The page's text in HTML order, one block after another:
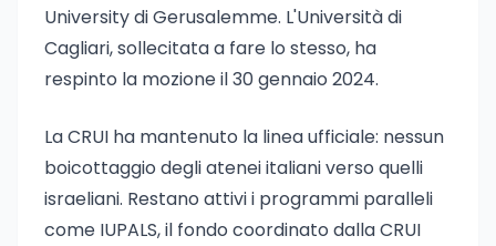
University di Gerusalemme. L'Università di
Cagliari, sollecitata a fare lo stesso, ha
respinto la mozione il 30 gennaio 2024.
La CRUI ha mantenuto la linea ufficiale: nessun
boicottaggio degli atenei italiani verso quelli
israeliani. Restano attivi i programmi paralleli
come IUPALS, il fondo coordinato dalla CRUI